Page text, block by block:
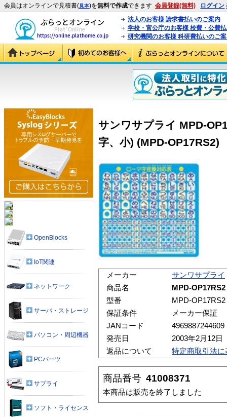
会員はオンラインで見積書(見本)を無料で作成できます 会員登録(無料) ログイン
法人のお客様 請求書払いのご案内
学校・官公庁のお客様 校費・公費
研究機関のお客様 科研費払いのご
サンワサプライ MPD-
字、小) (MPD-OP17RS2)
メーカー
サンワサプライ
商品名
MPD-
型番
MPD-OP17RS2
保証条件
メーカー保証
JANコード
4969887244609
発売日
2003年2月12日
返品について
特定商取引法
商品番号 41008371
本商品は販売を終了しました
OpenBlocks
IoT関連
ネットワーク
サーバ・ストレージ
パソコン・周辺機器
PCパーツ
サプライ
ソフト・ライセンス